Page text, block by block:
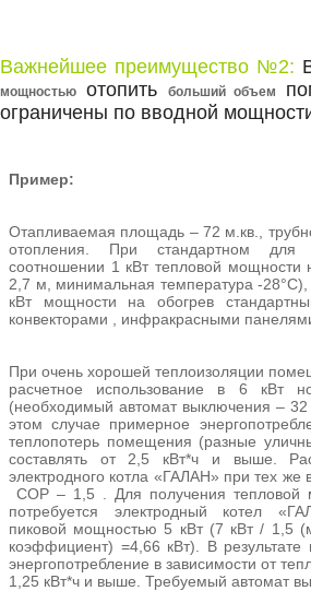
Важнейшее преимущество №2:
мощностью
отопить больший объем
ограничены по вводной
Пример:
Отапливаемая площадь – 72 м.кв.,
отопления. При стандартном для
соотношении 1 кВт тепловой мощности
2,7 м, минимальная температура -
кВт мощности на обогрев
конвекторами , инфракрасными
При очень хорошей теплоизоляции
расчетное использование в 6 кВт
(необходимый автомат выключения –
этом случае примерное
теплопотерь помещения (разные
составлять от 2,5 кВт*ч и выше.
электродного котла «ГАЛАН» при тех же
СОР – 1,5 . Для получения тепловой
потребуется электродный котел
пиковой мощностью 5 кВт (7 кВт / 1,5
коэффициент) =4,66 кВт). В
энергопотребление в зависимости от
1,25 кВт*ч и выше. Требуемый автомат